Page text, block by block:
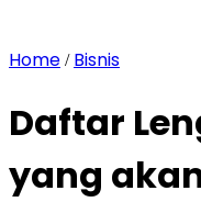
Home / Bisnis
Daftar
yang